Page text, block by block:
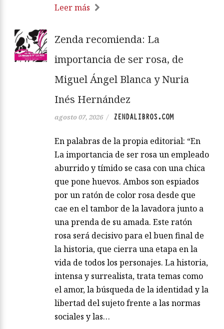
Leer más
Zenda recomienda: La
importancia de ser rosa, de
Miguel Ángel Blanca y Nuria
Inés Hernández
agosto 07, 2026 / ZENDALIBROS.COM
En palabras de la propia editorial: “En
La importancia de ser rosa un empleado
aburrido y tímido se casa con una chica
que pone huevos. Ambos son espiados
por un ratón de color rosa desde que
cae en el tambor de la lavadora junto a
una prenda de su amada. Este ratón
rosa será decisivo para el buen final de
la historia, que cierra una etapa en la
vida de todos los personajes. La historia,
intensa y surrealista, trata temas como
el amor, la búsqueda de la identidad y la
libertad del sujeto frente a las normas
sociales y las…